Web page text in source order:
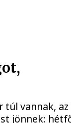
túl vannak, az
jönnek: